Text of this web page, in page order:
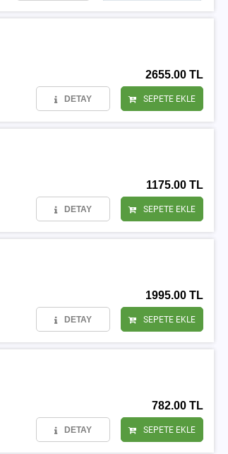
2655.00 TL
DETAY SEPETE EKLE
1175.00 TL
DETAY SEPETE EKLE
1995.00 TL
DETAY SEPETE EKLE
782.00 TL
DETAY SEPETE EKLE